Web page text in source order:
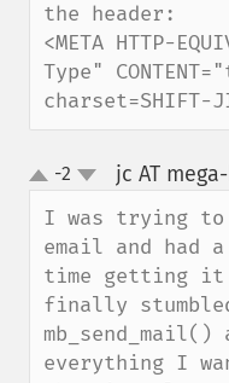
the header:
<META HTTP-
Type"
charset=SHIFT-
up
down
-2 jc AT
I was trying to
email and had
time getting
finally
everything I